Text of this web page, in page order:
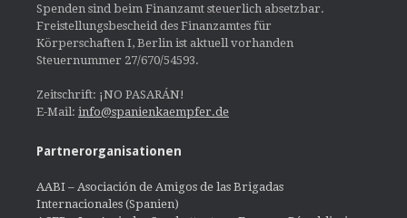
Spenden sind beim Finanzamt steuerlich absetzbar.
Freistellungsbescheid des Finanzamtes für
Körperschaften I, Berlin ist aktuell vorhanden
Steuernummer 27/670/54593.
Zeitschrift: ¡NO PASARÁN!
E-Mail: info@spanienkaempfer.de
Partnerorganisationen
AABI – Asociación de Amigos de las Brigadas
Internacionales (Spanien)